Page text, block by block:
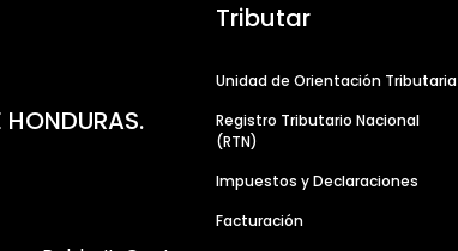
HONDURAS.
Tributar
Unidad de Orientación Tributaria
Registro Tributario Nacional
(RTN)
Impuestos y Declaraciones
Facturación